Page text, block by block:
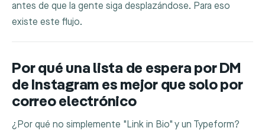
antes de que la gente siga desplazándose. Para eso
existe este flujo.
Por qué una lista de espera por DM
de Instagram es mejor que solo por
correo electrónico
¿Por qué no simplemente "Link in Bio" y un Typeform?